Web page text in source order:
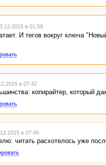
в 01:58
И тегов вокруг ключа
в 07:42
копирайтер, который
в 07:45
читать расхотелось уже